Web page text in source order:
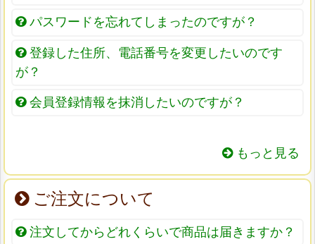
パスワードを忘れてしまったのですが？
登録した住所、電話番号を変更したいのです
が？
会員登録情報を抹消したいのですが？
もっと見る
ご注文について
注文してからどれくらいで商品は届きますか？